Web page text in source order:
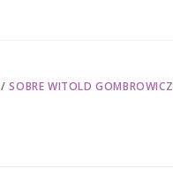
/SOBRE WITOLD GOMBROWICZ